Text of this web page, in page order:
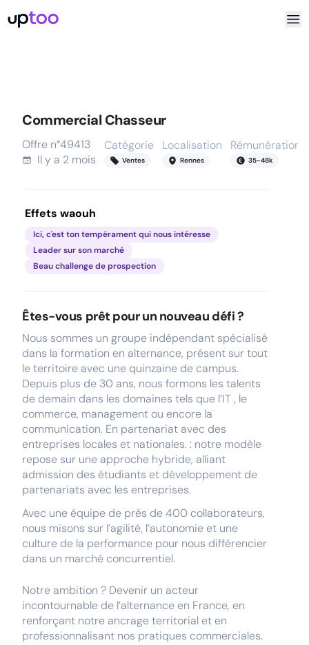
Commercial Chasseur
Offre n°49413
Il y a 2 mois
Catégorie
Ventes
Localisation
Rennes
Rémunération
35-48k
Effets waouh
Ici, c'est ton tempérament qui nous intéresse
Leader sur son marché
Beau challenge de prospection
Êtes-vous prêt pour un nouveau défi ?
Nous sommes un groupe indépendant spécialisé
dans la formation en alternance, présent sur tout
le territoire avec une quinzaine de campus.
Depuis plus de 30 ans, nous formons les talents
de demain dans les domaines tels que l’IT , le
commerce, management ou encore la
communication. En partenariat avec des
entreprises locales et nationales. : notre modèle
repose sur une approche hybride, alliant
admission des étudiants et développement de
partenariats avec les entreprises.
Avec une équipe de près de 400 collaborateurs,
nous misons sur l’agilité, l’autonomie et une
culture de la performance pour nous différencier
dans un marché concurrentiel.
Notre ambition ? Devenir un acteur
incontournable de l’alternance en France, en
renforçant notre ancrage territorial et en
professionnalisant nos pratiques commerciales.